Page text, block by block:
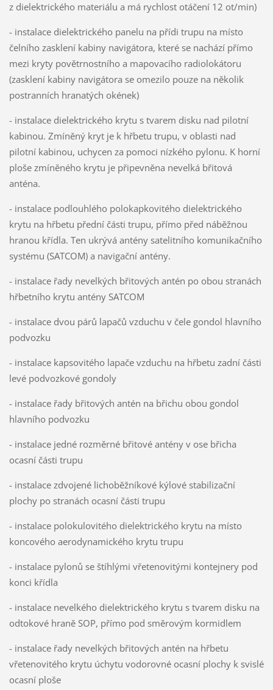
z dielektrického materiálu a má rychlost otáčení 12 ot/min)
- instalace dielektrického panelu na přídi trupu na místo
čelního zasklení kabiny navigátora, které se nachází přímo
mezi kryty povětrnostního a mapovacího radiolokátoru
(zasklení kabiny navigátora se omezilo pouze na několik
postranních hranatých okének)
- instalace dielektrického krytu s tvarem disku nad pilotní
kabinou. Zmíněný kryt je k hřbetu trupu, v oblasti nad
pilotní kabinou, uchycen za pomoci nízkého pylonu. K horní
ploše zmíněného krytu je připevněna nevelká břitová
anténa.
- instalace podlouhlého polokapkovitého dielektrického
krytu na hřbetu přední části trupu, přímo před náběžnou
hranou křídla. Ten ukrývá antény satelitního komunikačního
systému (SATCOM) a navigační antény.
- instalace řady nevelkých břitových antén po obou stranách
hřbetního krytu antény SATCOM
- instalace dvou párů lapačů vzduchu v čele gondol hlavního
podvozku
- instalace kapsovitého lapače vzduchu na hřbetu zadní části
levé podvozkové gondoly
- instalace řady břitových antén na břichu obou gondol
hlavního podvozku
- instalace jedné rozměrné břitové antény v ose břicha
ocasní části trupu
- instalace zdvojené lichoběžníkové kýlové stabilizační
plochy po stranách ocasní části trupu
- instalace polokulovitého dielektrického krytu na místo
koncového aerodynamického krytu trupu
- instalace pylonů se štíhlými vřetenovitými kontejnery pod
konci křídla
- instalace nevelkého dielektrického krytu s tvarem disku na
odtokové hraně SOP, přímo pod směrovým kormidlem
- instalace řady nevelkých břitových antén na hřbetu
vřetenovitého krytu úchytu vodorovné ocasní plochy k svislé
ocasní ploše